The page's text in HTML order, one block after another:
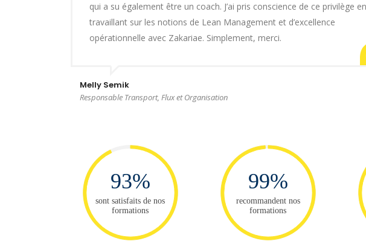
qui a su également être un coach. J’ai pris conscience de ce privilège en
travaillant sur les notions de Lean Management et d’excellence
opérationnelle avec Zakariae. Simplement, merci.
Melly Semik
Responsable Transport, Flux et Organisation
93%
sont satisfaits de nos
formations
99%
recommandent nos
formations